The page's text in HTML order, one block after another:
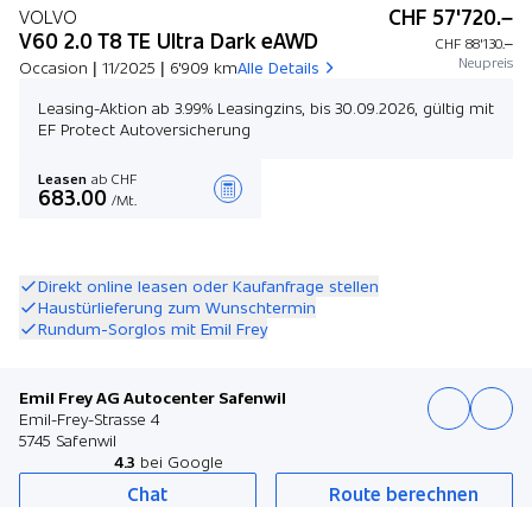
VOLVO
V60 2.0 T8 TE Ultra Dark eAWD
Occasion | 11/2025 | 6'909 kmAlle Details
CHF 57'720.–
CHF 88'130.–
Neupreis
Leasing-Aktion ab 3.99% Leasingzins, bis 30.09.2026, gültig mit
EF Protect Autoversicherung
Leasen ab CHF
683.00 /Mt.
Direkt online leasen oder Kaufanfrage stellen
Haustürlieferung zum Wunschtermin
Rundum-Sorglos mit Emil Frey
Emil Frey AG Autocenter Safenwil
Emil-Frey-Strasse 4
5745 Safenwil
4.3 bei Google
Chat Route berechnen